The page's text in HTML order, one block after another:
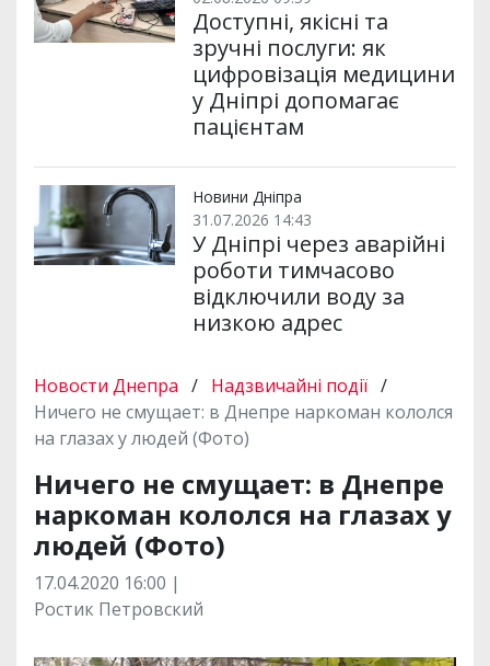
Доступні, якісні та
зручні послуги: як
цифровізація медицини
у Дніпрі допомагає
пацієнтам
Новини Дніпра
31.07.2026 14:43
У Дніпрі через аварійні
роботи тимчасово
відключили воду за
низкою адрес
Новости Днепра / Надзвичайні події /
Ничего не смущает: в Днепре наркоман кололся
на глазах у людей (Фото)
Ничего не смущает: в Днепре
наркоман кололся на глазах у
людей (Фото)
17.04.2020 16:00 |
Ростик Петровский